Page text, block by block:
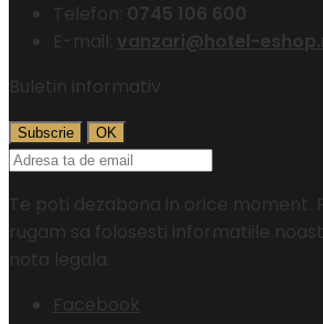
Telefon: 0745 106 600
E-mail: vanzari@hotel-
Buletin informativ
Te poti dezabona in orice moment.
rugam sa folosesti informatiile
nota legala.
Facebook